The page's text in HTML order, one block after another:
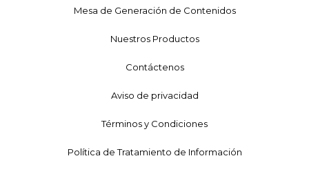
Mesa de Generación de Contenidos
Nuestros Productos
Contáctenos
Aviso de privacidad
Términos y Condiciones
Política de Tratamiento de Información